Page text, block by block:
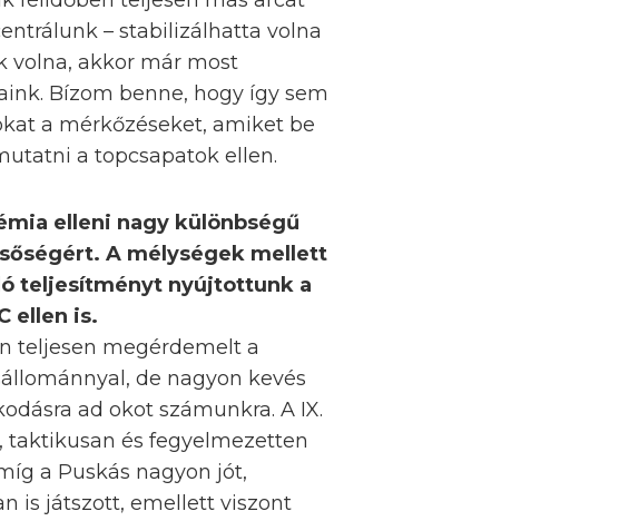
– stabilizálhatta volna
volna, akkor már most
Bízom benne, hogy így sem
a mérkőzéseket, amiket be
a topcsapatok ellen.
elleni nagy különbségű
A mélységek mellett
teljesítményt nyújtottunk a
ellen is.
teljesen megérdemelt a
de nagyon kevés
ad okot számunkra. A IX.
és fegyelmezetten
a Puskás nagyon jót,
is játszott, emellett viszont